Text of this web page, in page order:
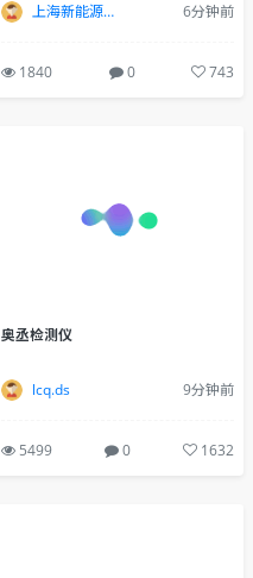
上海新能源产品设计 6分钟前
1840 0 743
奥丞检测仪
lcq.ds 9分钟前
5499 0 1632